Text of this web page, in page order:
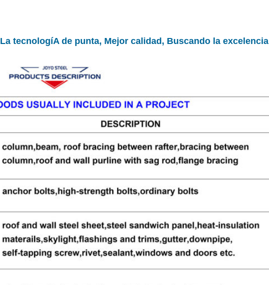
La tecnologíA de punta, Mejor calidad, Buscando la excelencia